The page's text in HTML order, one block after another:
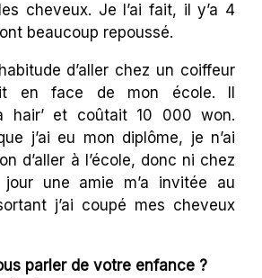
cheveux. Je l’ai fait, il y’a 4
beaucoup repoussé.
d’aller chez un coiffeur
en face de mon école. Il
hair’ et coûtait 10 000 won.
j’ai eu mon diplôme, je n’ai
d’aller à l’école, donc ni chez
jour une amie m’a invitée au
j’ai coupé mes cheveux
parler de votre enfance ?